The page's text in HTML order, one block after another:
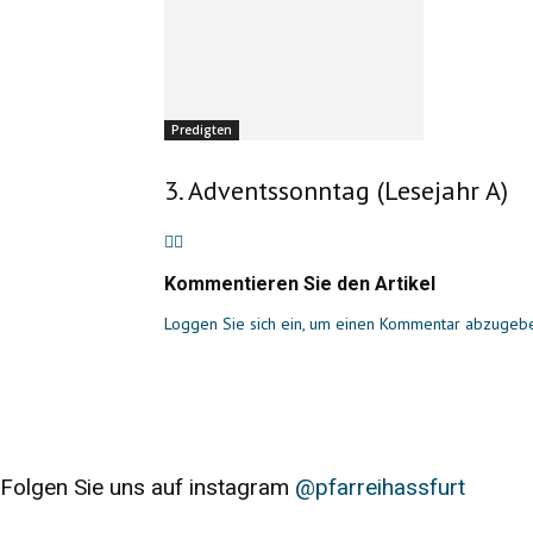
Predigten
3. Adventssonntag (Lesejahr A)
Kommentieren Sie den Artikel
Loggen Sie sich ein, um einen Kommentar
Folgen Sie uns auf instagram @pfarreihassfurt